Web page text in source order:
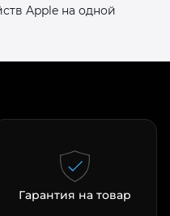
Apple на одной
Гарантия на товар